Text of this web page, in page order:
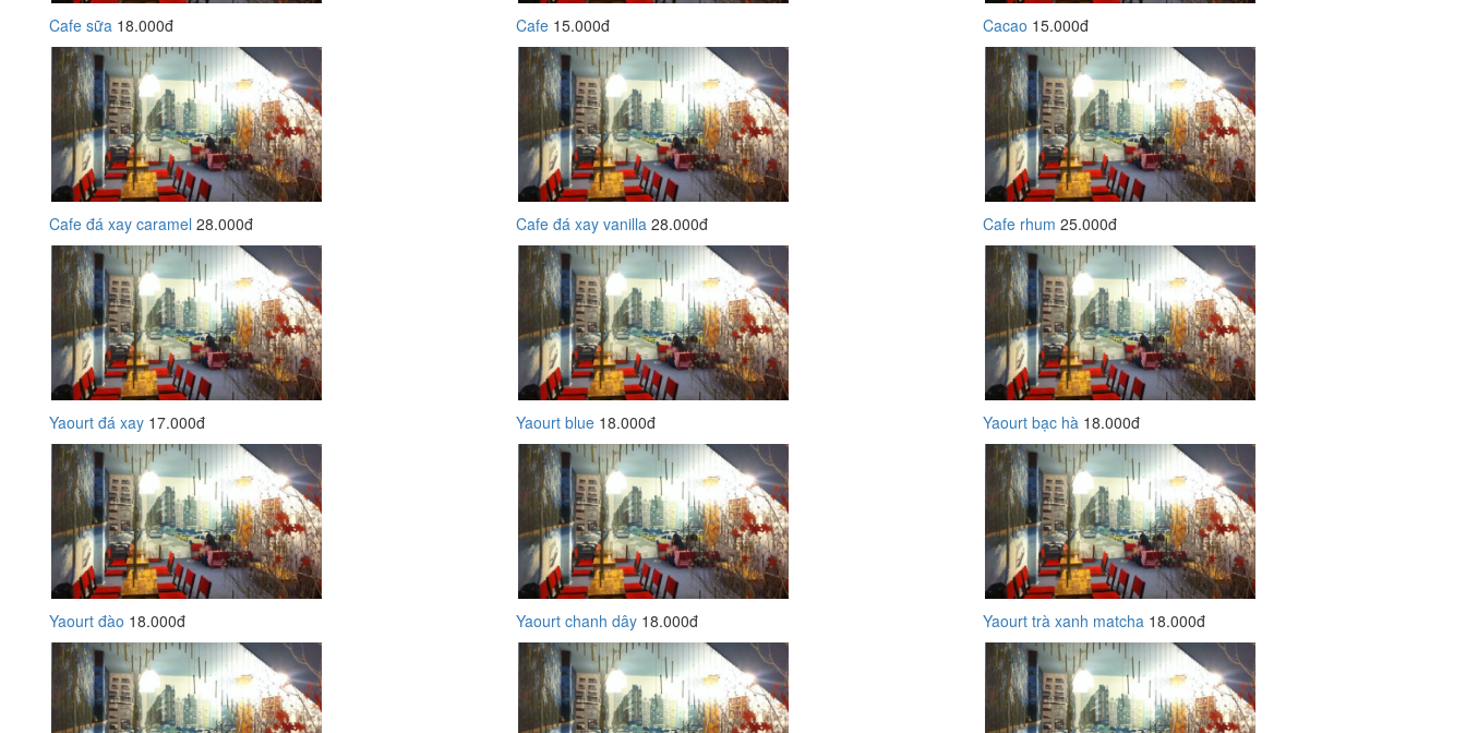
Cafe sữa 18.000đ Cafe 15.000đ Cacao 15.000đ
Cafe đá xay caramel 28.000đ Cafe đá xay vanilla 28.000đ Cafe rhum 25.000đ
Yaourt đá xay 17.000đ Yaourt blue 18.000đ Yaourt bạc hà 18.000đ
Yaourt đào 18.000đ Yaourt chanh dây 18.000đ Yaourt trà xanh matcha 18.000đ